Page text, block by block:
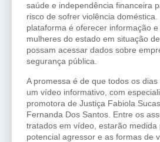
saúde e independência financeira
risco de sofrer violência
plataforma é oferecer informação
mulheres do estado em situação
possam acessar dados sobre
segurança pública.
A promessa é de que todos os
um vídeo informativo, com
promotora de Justiça Fabiola
Fernanda Dos Santos. Entre os
tratados em vídeo, estarão medida
potencial agressor e as formas de